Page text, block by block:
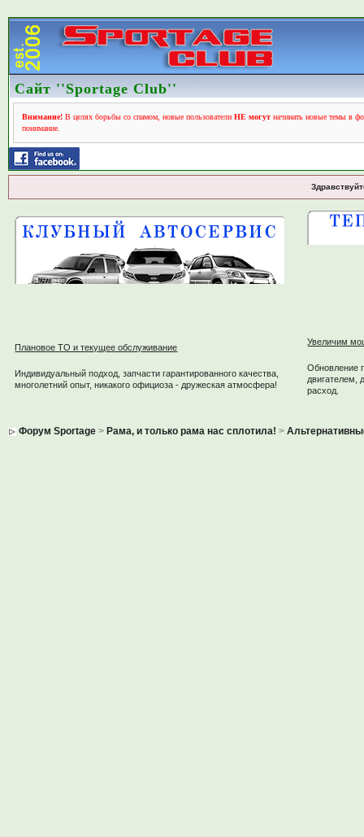
Сайт ''Sportage Club''
Внимание!В целях борьбы со спамом, новые пользователи НЕ могутначинать новые темы в
понимание.
Плановое ТО и текущее обслуживание
Индивидуальный подход, запчасти гарантированного качества,
многолетний опыт, никакого официоза - дружеская атмосфера!
Увеличим
Обновление
двигателем,
расход.
Форум Sportage> Рама, и только рама нас сплотила! >